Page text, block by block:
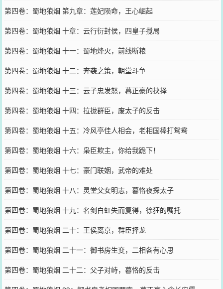
第四卷：蜀地狼烟 第九章：莲妃陨命，王心崛起
第四卷：蜀地狼烟 十章：云行衍封侯，四皇子搅局
第四卷：蜀地狼烟 十一：蜀地烽火，前线断粮
第四卷：蜀地狼烟 十二：奔袭之策，朝堂斗争
第四卷：蜀地狼烟 十三：云子忠发怒，暮正豪的抉择
第四卷：蜀地狼烟 十四：拉拢群臣，废太子的反击
第四卷：蜀地狼烟 十五：冷风亭佳人相会，老相国棒打鸳鸯
第四卷：蜀地狼烟 十六：枭臣欺主，你给我跪下！
第四卷：蜀地狼烟 十七：豪门联姻，武帝的难处
第四卷：蜀地狼烟 十八：灵堂父女明志，暮恪夜探太子
第四卷：蜀地狼烟 十九：名剑白虹失而复得，徐狂的嘱托
第四卷：蜀地狼烟 二十：王侯离京，群臣择龙
第四卷：蜀地狼烟 二十一：御书房生变，二相各有心思
第四卷：蜀地狼烟 二十二：父子对峙，暮恪的反击